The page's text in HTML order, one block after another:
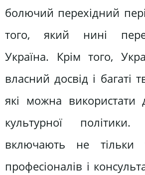
болючий перехідний
того, який нині
Україна. Крім того,
власний досвід і багаті
які можна використати
культурної
включають не тільки
професіоналів і